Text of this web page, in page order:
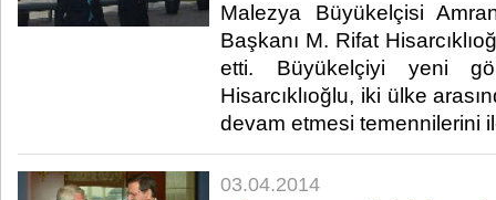
Malezya Büyükelçisi
Başkanı M. Rifat
etti. Büyükelçiyi yeni
Hisarcıklıoğlu, iki ülke
devam etmesi temennilerini
03.04.2014